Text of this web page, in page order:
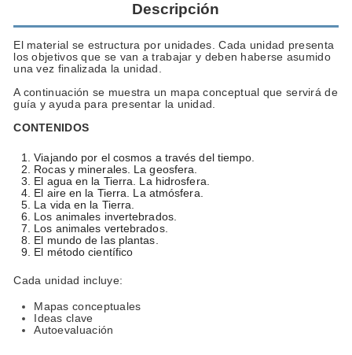
Descripción
El material se estructura por unidades. Cada unidad presenta
los objetivos que se van a trabajar y deben haberse asumido
una vez finalizada la unidad.
A continuación se muestra un mapa conceptual que servirá de
guía y ayuda para presentar la unidad.
CONTENIDOS
Viajando por el cosmos a través del tiempo.
Rocas y minerales. La geosfera.
El agua en la Tierra. La hidrosfera.
El aire en la Tierra. La atmósfera.
La vida en la Tierra.
Los animales invertebrados.
Los animales vertebrados.
El mundo de las plantas.
El método científico
Cada unidad incluye:
Mapas conceptuales
Ideas clave
Autoevaluación